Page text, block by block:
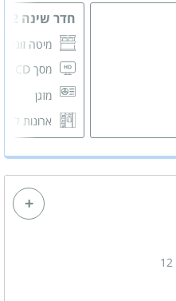
חדר שינה 2
מיטה זוגית
מסך LCD
מזגן
ארונות